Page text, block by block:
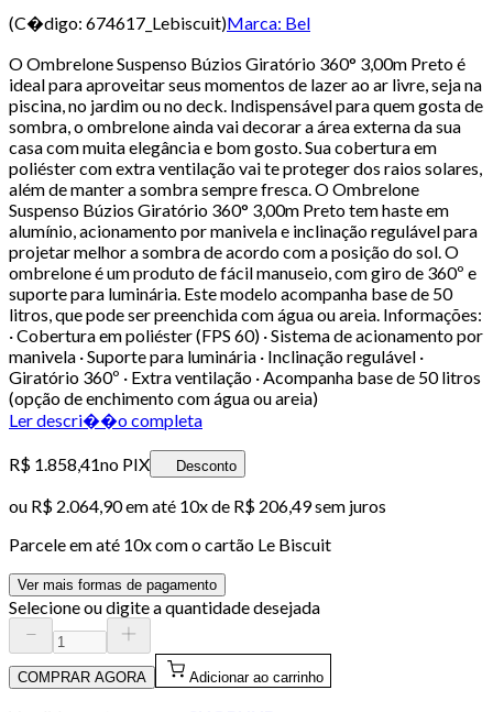
(C�digo: 674617_Lebiscuit)Marca: Bel
O Ombrelone Suspenso Búzios Giratório 360° 3,00m Preto é
ideal para aproveitar seus momentos de lazer ao ar livre, seja na
piscina, no jardim ou no deck. Indispensável para quem gosta de
sombra, o ombrelone ainda vai decorar a área externa da sua
casa com muita elegância e bom gosto. Sua cobertura em
poliéster com extra ventilação vai te proteger dos raios solares,
além de manter a sombra sempre fresca. O Ombrelone
Suspenso Búzios Giratório 360° 3,00m Preto tem haste em
alumínio, acionamento por manivela e inclinação regulável para
projetar melhor a sombra de acordo com a posição do sol. O
ombrelone é um produto de fácil manuseio, com giro de 360º e
suporte para luminária. Este modelo acompanha base de 50
litros, que pode ser preenchida com água ou areia. Informações:
· Cobertura em poliéster (FPS 60) · Sistema de acionamento por
manivela · Suporte para luminária · Inclinação regulável ·
Giratório 360º · Extra ventilação · Acompanha base de 50 litros
(opção de enchimento com água ou areia)
Ler descri��o completa
R$ 1.858,41no PIX Desconto
ou R$ 2.064,90em até 10x de R$ 206,49 sem juros
Parcele em até 10x com o cartão Le Biscuit
Ver mais formas de pagamento
Selecione ou digite a quantidade desejada
COMPRAR AGORA Adicionar ao carrinho